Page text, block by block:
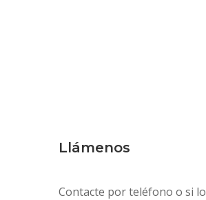
Llámenos
Contacte por teléfono o si lo